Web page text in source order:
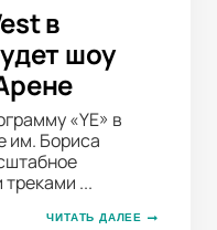
в
шоу
«YE» в
им. Бориса
...
ЧИТАТЬ ДАЛЕЕ